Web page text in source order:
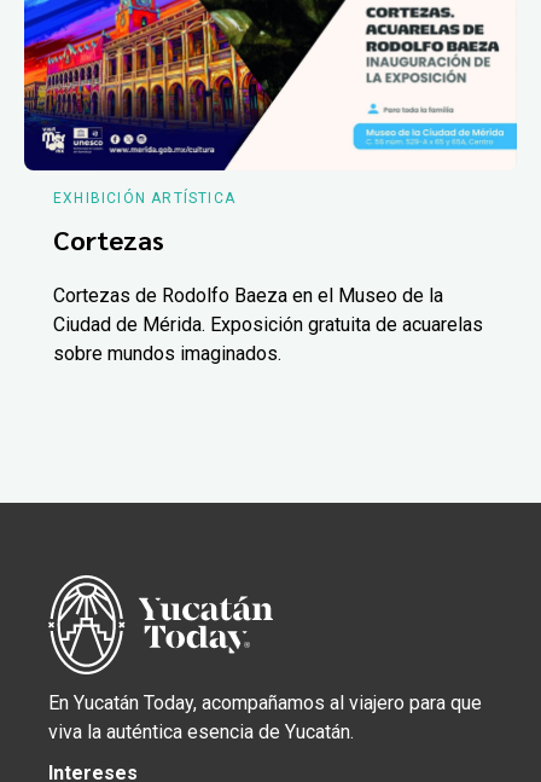
EXHIBICIÓN ARTÍSTICA
Cortezas
Cortezas de Rodolfo Baeza en el Museo de la
Ciudad de Mérida. Exposición gratuita de acuarelas
sobre mundos imaginados.
En Yucatán Today, acompañamos al viajero para que
viva la auténtica esencia de Yucatán.
Intereses